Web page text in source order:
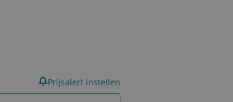
Prijsalert instellen